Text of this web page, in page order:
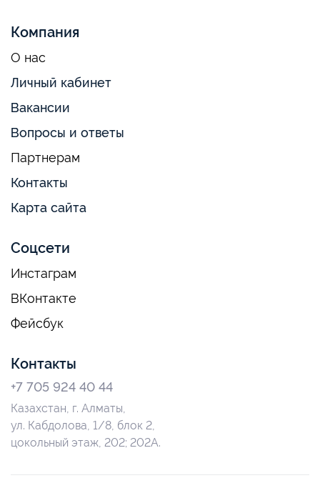
Компания
О нас
Личный кабинет
Вакансии
Вопросы и ответы
Партнерам
Контакты
Карта сайта
Соцсети
Инстаграм
ВКонтакте
Фейсбук
Контакты
+7 705 924 40 44
Казахстан, г. Алматы,
ул. Кабдолова, 1/8, блок 2,
цокольный этаж, 202; 202А.